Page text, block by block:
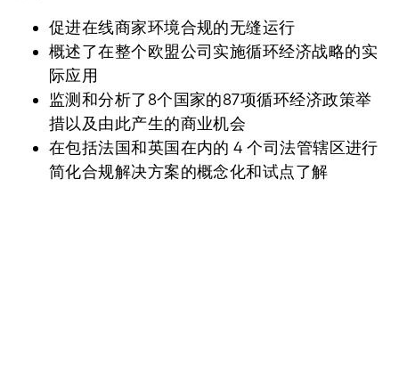
促进在线商家环境合规的无缝运行
概述了在整个欧盟公司实施循环经济战略的实
际应用
监测和分析了8个国家的87项循环经济政策举
措以及由此产生的商业机会
在包括法国和英国在内的 4 个司法管辖区进行
简化合规解决方案的概念化和试点了解